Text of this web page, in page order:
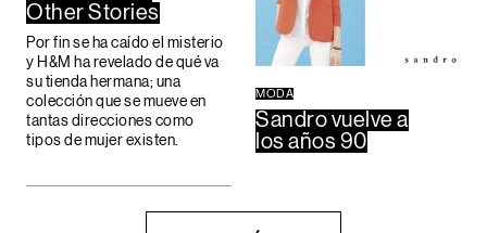
Other Stories
Por fin se ha caído el misterio
y H&M ha revelado de qué va
su tienda hermana; una
colección que se mueve en
tantas direcciones como
tipos de mujer existen.
MODA
Sandro vuelve a
los años 90